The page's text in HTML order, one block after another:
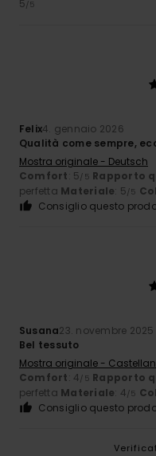
5/5
Felix4. gennaio 2026
Qualità come sempre,
Mostra originale - Deutsch
Comfort: 5/5 Rapporto
perfetta Materiale: 5/5
Consiglio questo
Susana23. novembre 2025
Bel tessuto
Mostra originale -
Comfort: 4/5 Rapporto
perfetta Materiale: 4/5
Consiglio questo